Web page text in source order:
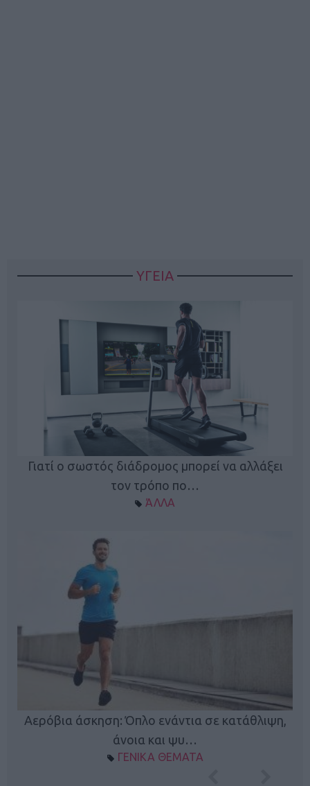
ΥΓΕΙΑ
Γιατί ο σωστός διάδρομος μπορεί να αλλάξει
τον τρόπο πο…
ΆΛΛΑ
Αερόβια άσκηση: Όπλο ενάντια σε κατάθλιψη,
άνοια και ψυ…
ΓΕΝΙΚΑ ΘΕΜΑΤΑ